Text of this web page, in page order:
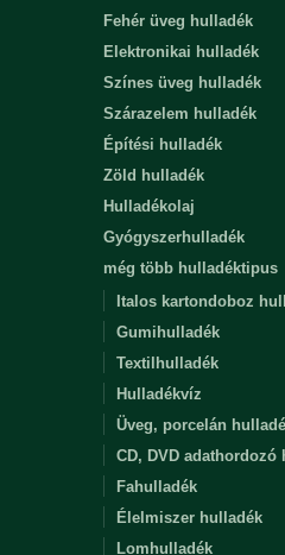
Fehér üveg hulladék
Elektronikai hulladék
Színes üveg hulladék
Szárazelem hulladék
Építési hulladék
Zöld hulladék
Hulladékolaj
Gyógyszerhulladék
még több hulladéktipus
Italos kartondoboz
Gumihulladék
Textilhulladék
Hulladékvíz
Üveg, porcelán
CD, DVD adathordozó
Fahulladék
Élelmiszer hulladék
Lomhulladék